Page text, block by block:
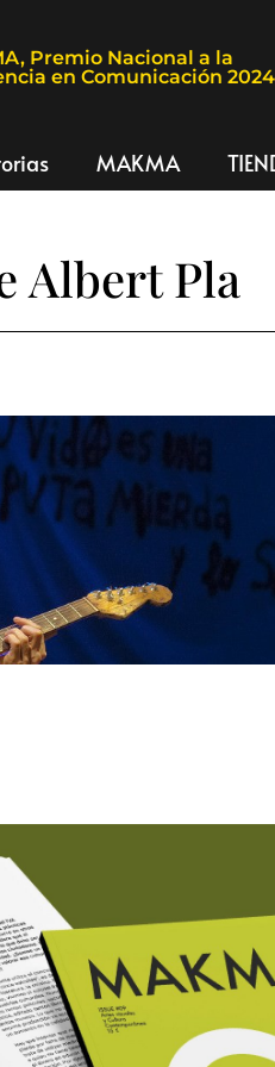
Premio Nacional a la
en Comunicación 2024
MAKMA
Albert Pla